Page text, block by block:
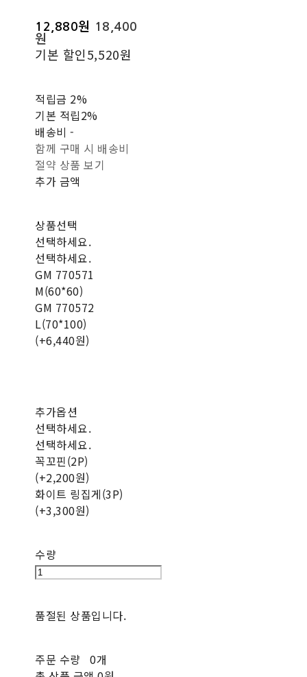
12,880원
18,400
원
기본 할인5,520원
적립금 2%
기본 적립2%
배송비-
함께 구매 시 배송비
절약 상품 보기
추가 금액
상품선택
선택하세요.
선택하세요.
GM 770571
M(60*60)
GM 770572
L(70*100)
(+6,440원)
추가옵션
선택하세요.
선택하세요.
꼭꼬핀(2P)
(+2,200원)
화이트 링집게(3P)
(+3,300원)
수량
품절된 상품입니다.
주문 수량 0개